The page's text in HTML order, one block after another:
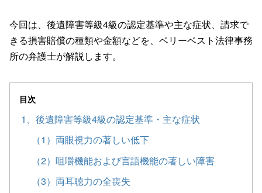
今回は、後遺障害等級4級の認定基準や主な症状、請求で
きる損害賠償の種類や金額などを、ベリーベスト法律事務
所の弁護士が解説します。
目次
1、後遺障害等級4級の認定基準・主な症状
（1）両眼視力の著しい低下
（2）咀嚼機能および言語機能の著しい障害
（3）両耳聴力の全喪失